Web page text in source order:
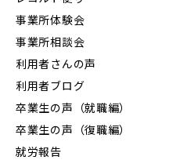
事業所体験会
事業所相談会
利用者さんの声
利用者ブログ
卒業生の声（就職編）
卒業生の声（復職編）
就労報告